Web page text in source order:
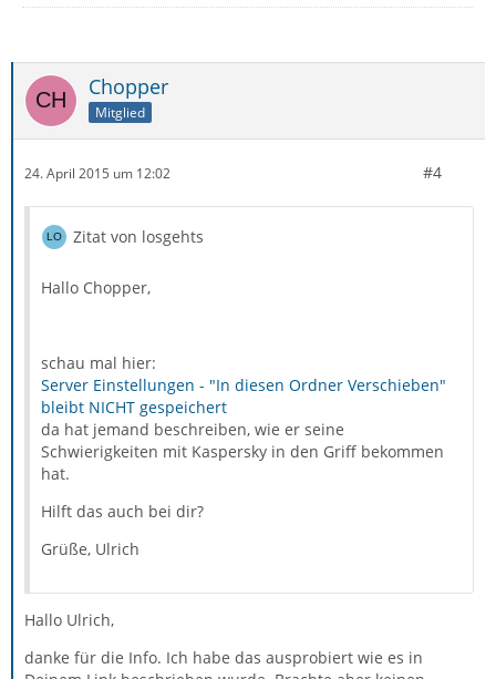
Chopper
Mitglied
24. April 2015 um 12:02 #4
Zitat von losgehts
Hallo Chopper,
schau mal hier:
Server Einstellungen - "In diesen Ordner Verschieben"
bleibt NICHT gespeichert
da hat jemand beschreiben, wie er seine
Schwierigkeiten mit Kaspersky in den Griff bekommen
hat.
Hilft das auch bei dir?
Grüße, Ulrich
Hallo Ulrich,
danke für die Info. Ich habe das ausprobiert wie es in